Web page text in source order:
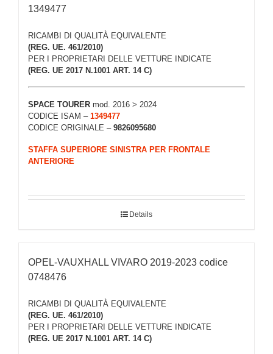
1349477
RICAMBI DI QUALITÀ EQUIVALENTE
(REG. UE. 461/2010)
PER I PROPRIETARI DELLE VETTURE INDICATE
(REG. UE 2017 N.1001 ART. 14 C)
SPACE TOURER mod. 2016 > 2024
CODICE ISAM – 1349477
CODICE ORIGINALE – 9826095680
STAFFA SUPERIORE SINISTRA PER FRONTALE
ANTERIORE
Details
OPEL-VAUXHALL VIVARO 2019-2023 codice
0748476
RICAMBI DI QUALITÀ EQUIVALENTE
(REG. UE. 461/2010)
PER I PROPRIETARI DELLE VETTURE INDICATE
(REG. UE 2017 N.1001 ART. 14 C)